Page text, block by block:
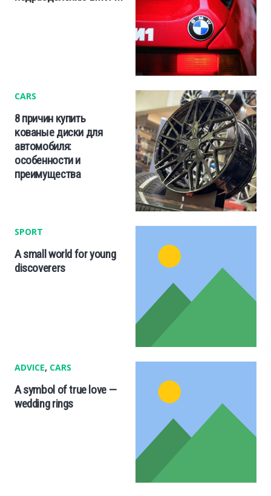
CARS
8 причин купить
кованые диски для
автомобиля:
особенности и
преимущества
SPORT
A small world for young
discoverers
ADVICE, CARS
A symbol of true love —
wedding rings